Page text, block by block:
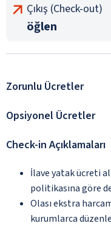
Çıkış (Check-out)
öğlen
Zorunlu Ücretler
Opsiyonel Ücretler
Check-in Açıklamaları
İlave yatak ücreti
politikasına göre
Olası ekstra
kurumlarca